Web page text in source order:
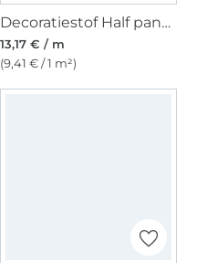
Decoratiestof Half panama Schapen, naturel
13,17 € / m
(9,41 € / 1 m²)